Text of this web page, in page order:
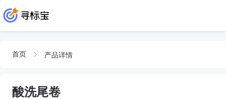
首页 产品详情
酸洗尾卷